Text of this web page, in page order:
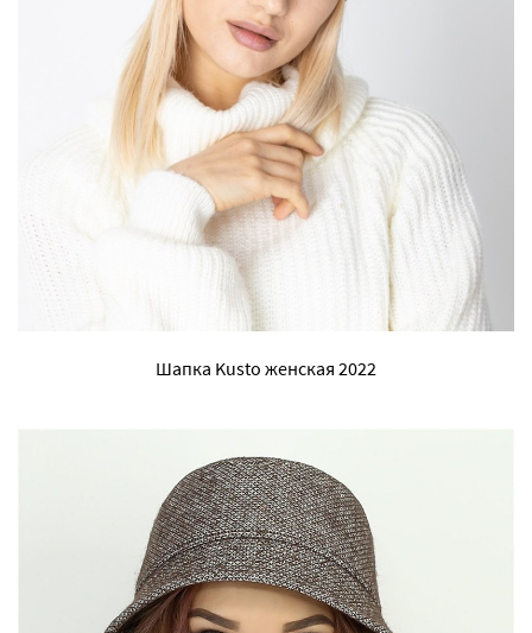
Шапка Kusto женская 2022